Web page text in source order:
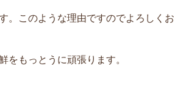
。このような理由ですのでよろしくお
をもっとうに頑張ります。